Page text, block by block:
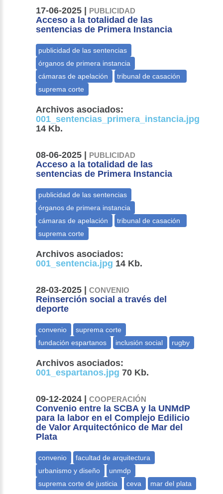
17-06-2025 | PUBLICIDAD
Acceso a la totalidad de las
sentencias de Primera Instancia
Archivos asociados:
001_sentencias_primera_instancia.jpg
14 Kb.
08-06-2025 | PUBLICIDAD
Acceso a la totalidad de las
sentencias de Primera Instancia
Archivos asociados:
001_sentencia.jpg 14 Kb.
28-03-2025 |CONVENIO
Reinserción social a través del
deporte
Archivos asociados:
001_espartanos.jpg 70 Kb.
09-12-2024 |COOPERACIÓN
Convenio entre la SCBA y la UNMdP
para la labor en el Complejo Edilicio
de Valor Arquitectónico de Mar del
Plata